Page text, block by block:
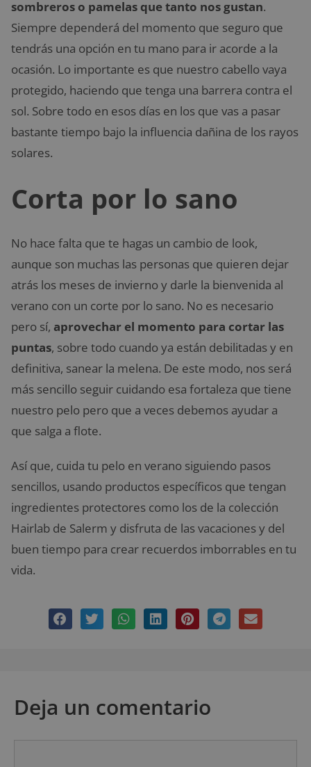
sombreros o pamelas que tanto nos gustan.
Siempre dependerá del momento que seguro que
tendrás una opción en tu mano para ir acorde a la
ocasión. Lo importante es que nuestro cabello vaya
protegido, haciendo que tenga una barrera contra el
sol. Sobre todo en esos días en los que vas a pasar
bastante tiempo bajo la influencia dañina de los rayos
solares.
Corta por lo sano
No hace falta que te hagas un cambio de look,
aunque son muchas las personas que quieren dejar
atrás los meses de invierno y darle la bienvenida al
verano con un corte por lo sano. No es necesario
pero sí, aprovechar el momento para cortar las
puntas, sobre todo cuando ya están debilitadas y en
definitiva, sanear la melena. De este modo, nos será
más sencillo seguir cuidando esa fortaleza que tiene
nuestro pelo pero que a veces debemos ayudar a
que salga a flote.
Así que, cuida tu pelo en verano siguiendo pasos
sencillos, usando productos específicos que tengan
ingredientes protectores como los de la colección
Hairlab de Salerm y disfruta de las vacaciones y del
buen tiempo para crear recuerdos imborrables en tu
vida.
Deja un comentario